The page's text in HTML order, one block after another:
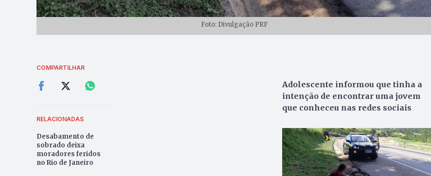
Foto: Divulgação PRF
COMPARTILHAR
RELACIONADAS
Desabamento de
sobrado deixa
moradores feridos
no Rio de Janeiro
Adolescente informou que tinha a
intenção de encontrar uma jovem
que conheceu nas redes sociais